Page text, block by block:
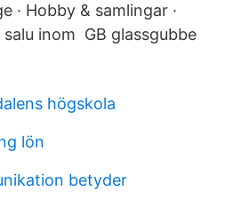
· Hobby & samlingar ·
inom GB glassgubbe
högskola
lön
betyder